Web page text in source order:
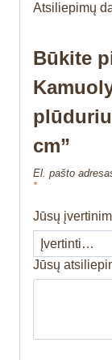
Atsiliepimų
Būkite
cm”
El. pašto
*
Jūsų
Jūsų